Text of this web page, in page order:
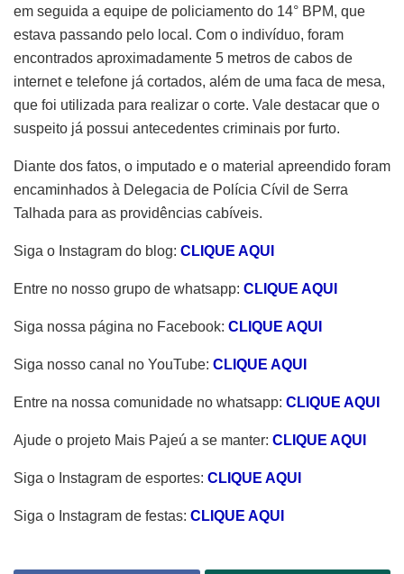
em seguida a equipe de policiamento do 14° BPM, que
estava passando pelo local. Com o indivíduo, foram
encontrados aproximadamente 5 metros de cabos de
internet e telefone já cortados, além de uma faca de mesa,
que foi utilizada para realizar o corte. Vale destacar que o
suspeito já possui antecedentes criminais por furto.
Diante dos fatos, o imputado e o material apreendido foram
encaminhados à Delegacia de Polícia Cívil de Serra
Talhada para as providências cabíveis.
Siga o Instagram do blog: CLIQUE AQUI
Entre no nosso grupo de whatsapp: CLIQUE AQUI
Siga nossa página no Facebook: CLIQUE AQUI
Siga nosso canal no YouTube: CLIQUE AQUI
Entre na nossa comunidade no whatsapp: CLIQUE AQUI
Ajude o projeto Mais Pajeú a se manter: CLIQUE AQUI
Siga o Instagram de esportes: CLIQUE AQUI
Siga o Instagram de festas: CLIQUE AQUI